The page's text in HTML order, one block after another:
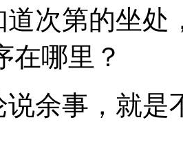
第的坐处
在哪里？
事，就是